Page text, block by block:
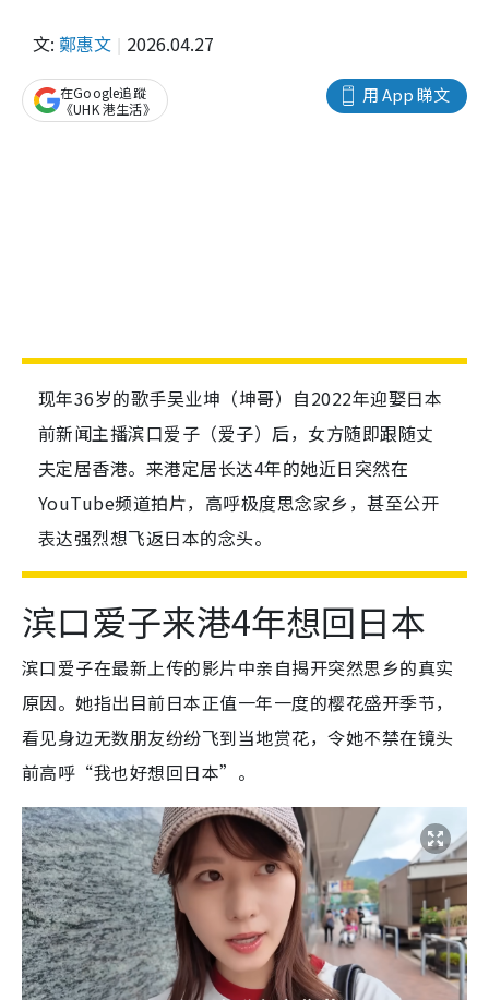
文: 鄭惠文 2026.04.27
用 App 睇文
在Google追蹤
《UHK 港生活》
现年36岁的歌手吴业坤（坤哥）自2022年迎娶日本
前新闻主播滨口爱子（爱子）后，女方随即跟随丈
夫定居香港。来港定居长达4年的她近日突然在
YouTube频道拍片，高呼极度思念家乡，甚至公开
表达强烈想飞返日本的念头。
滨口爱子来港4年想回日本
滨口爱子在最新上传的影片中亲自揭开突然思乡的真实
原因。她指出目前日本正值一年一度的樱花盛开季节，
看见身边无数朋友纷纷飞到当地赏花，令她不禁在镜头
前高呼“我也好想回日本”。